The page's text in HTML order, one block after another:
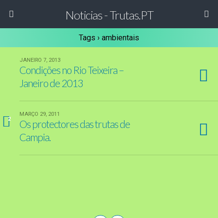
Noticias - Trutas.PT
Tags › ambientais
JANEIRO 7, 2013
Condições no Rio Teixeira –
Janeiro de 2013
2
MARÇO 29, 2011
Os protectores das trutas de
Campia.